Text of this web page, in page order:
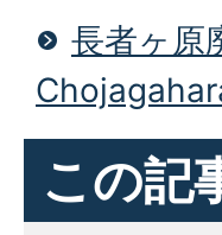
長者ヶ原
この記